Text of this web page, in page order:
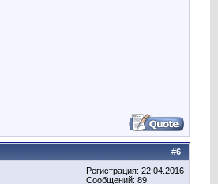
#6
Регистрация: 22.04.2016
Сообщений: 89